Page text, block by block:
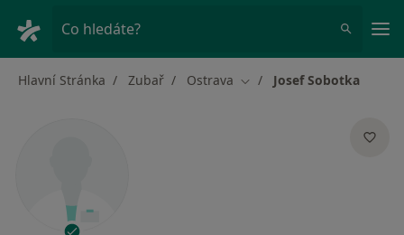
Co hledáte?
Hlavní Stránka Zubař Ostrava Změna města
Josef Sobotka